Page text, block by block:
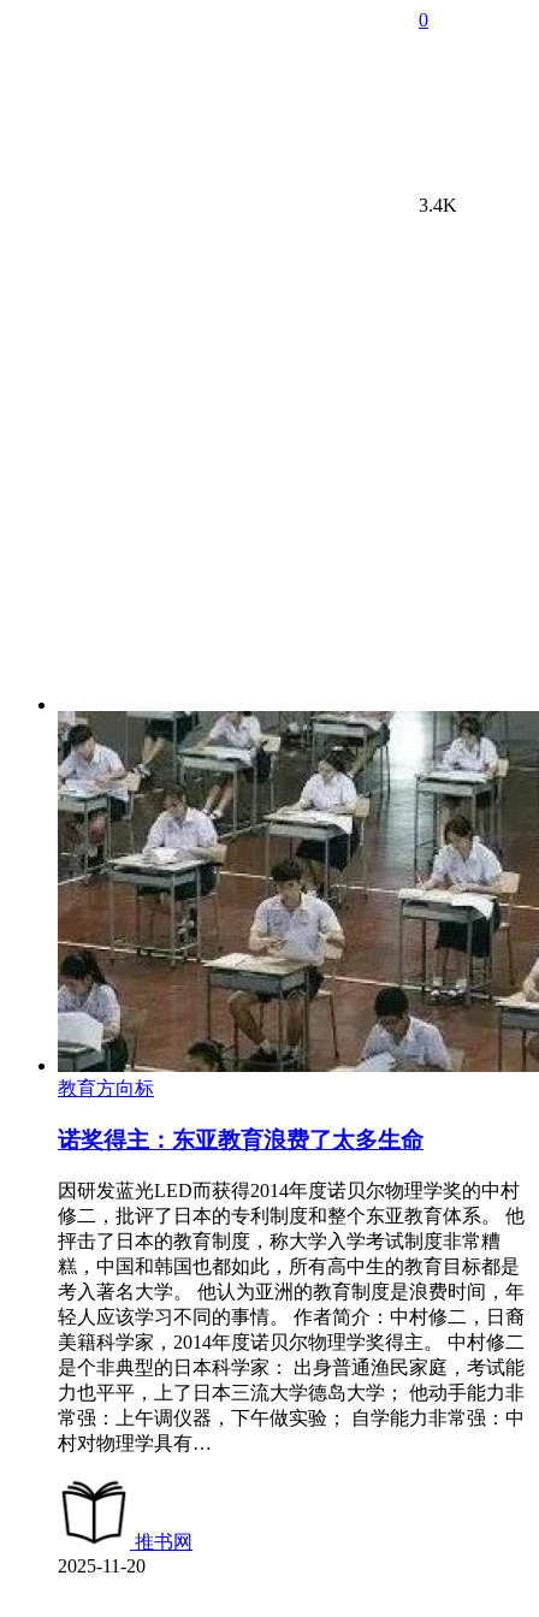
0
3.4K
教育方向标
诺奖得主：东亚教育浪费了太多生命
因研发蓝光LED而获得2014年度诺贝尔物理学奖的中村
修二，批评了日本的专利制度和整个东亚教育体系。 他
抨击了日本的教育制度，称大学入学考试制度非常糟
糕，中国和韩国也都如此，所有高中生的教育目标都是
考入著名大学。 他认为亚洲的教育制度是浪费时间，年
轻人应该学习不同的事情。 作者简介：中村修二，日裔
美籍科学家，2014年度诺贝尔物理学奖得主。 中村修二
是个非典型的日本科学家： 出身普通渔民家庭，考试能
力也平平，上了日本三流大学德岛大学； 他动手能力非
常强：上午调仪器，下午做实验； 自学能力非常强：中
村对物理学具有…
推书网
2025-11-20